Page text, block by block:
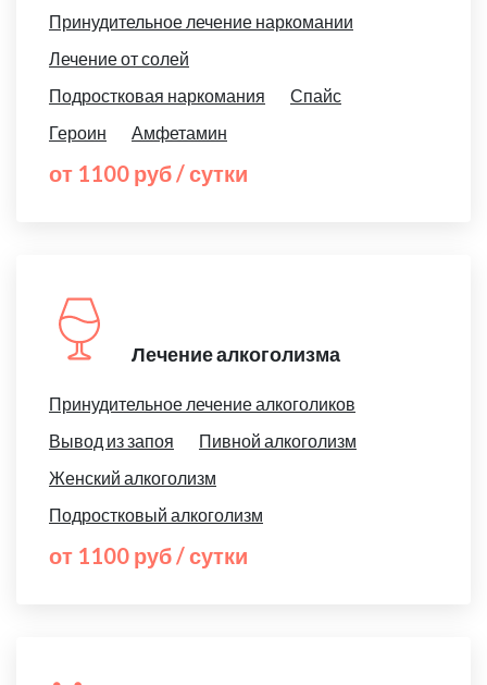
Принудительное лечение наркомании
Лечение от солей
Подростковая наркомания
Спайс
Героин
Амфетамин
от 1100 руб / сутки
Лечение алкоголизма
Принудительное лечение алкоголиков
Вывод из запоя
Пивной алкоголизм
Женский алкоголизм
Подростковый алкоголизм
от 1100 руб / сутки